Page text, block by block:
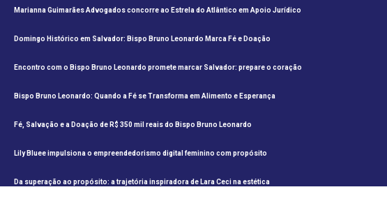
Marianna Guimarães Advogados concorre ao Estrela do Atlântico em Apoio Jurídico
Domingo Histórico em Salvador: Bispo Bruno Leonardo Marca Fé e Doação
Encontro com o Bispo Bruno Leonardo promete marcar Salvador: prepare o coração
Bispo Bruno Leonardo: Quando a Fé se Transforma em Alimento e Esperança
Fé, Salvação e a Doação de R$ 350 mil reais do Bispo Bruno Leonardo
Lily Bluee impulsiona o empreendedorismo digital feminino com propósito
Da superação ao propósito: a trajetória inspiradora de Lara Ceci na estética